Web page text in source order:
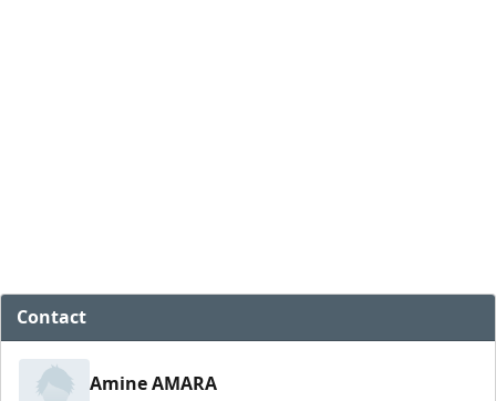
Contact
Amine AMARA